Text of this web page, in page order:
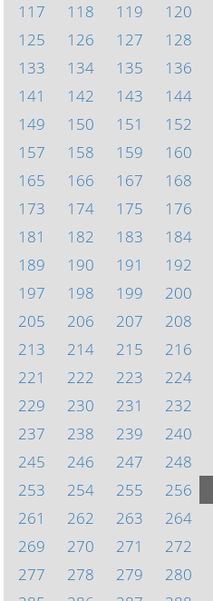
117
118 119 120
125
126 127 128
133
134 135 136
141
142 143 144
149
150 151 152
157
158 159 160
165
166 167 168
173
174 175 176
181
182 183 184
189
190 191 192
197
198 199 200
205
206 207 208
213
214 215 216
221
222 223 224
229
230 231 232
237
238 239 240
245
246 247 248
253
254 255 256
261
262 263 264
269
270 271 272
277
278 279 280